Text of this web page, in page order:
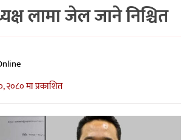
लामा जेल जाने निश्चित
२०८० मा प्रकाशित